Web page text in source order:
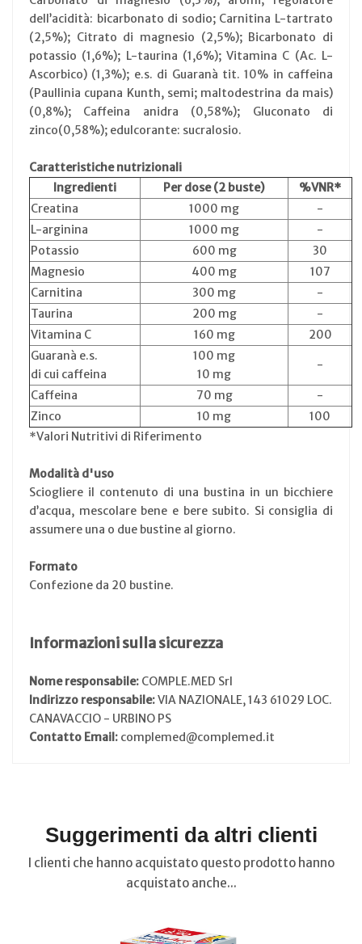
dell’acidità: bicarbonato di sodio; Carnitina L-tartrato
(2,5%); Citrato di magnesio (2,5%); Bicarbonato di
potassio (1,6%); L-taurina (1,6%); Vitamina C (Ac. L-
Ascorbico) (1,3%); e.s. di Guaranà tit. 10% in caffeina
(Paullinia cupana Kunth, semi; maltodestrina da mais)
(0,8%); Caffeina anidra (0,58%); Gluconato di
zinco(0,58%); edulcorante: sucralosio.
Caratteristiche nutrizionali
Ingredienti
Per dose (2 buste)
%VNR*
Creatina
1000 mg
-
L-arginina
1000 mg
-
Potassio
600 mg
30
Magnesio
400 mg
107
Carnitina
300 mg
-
Taurina
200 mg
-
Vitamina C
160 mg
200
Guaranà e.s.
di cui caffeina
100 mg
10 mg
-
Caffeina 70 mg
-
Zinco
10 mg
100
*Valori Nutritivi di Riferimento
Modalità d'uso
Sciogliere il contenuto di una bustina in un bicchiere
d’acqua, mescolare bene e bere subito. Si consiglia di
assumere una o due bustine al giorno.
Formato
Confezione da 20 bustine.
Informazioni sulla sicurezza
Nome responsabile: COMPLE.MED Srl
Indirizzo responsabile:VIA NAZIONALE, 143 61029 LOC.
CANAVACCIO - URBINO PS
Contatto Email: complemed@complemed.it
Suggerimenti da altri clienti
I clienti che hanno acquistato questo prodotto hanno
acquistato anche...